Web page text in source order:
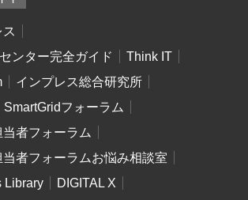
ンター完全ガイド
Think IT
インプレス総合研究所
SmartGridフォーラム
者フォーラム
者フォーラムお悩み相談室
Library
DIGITAL X